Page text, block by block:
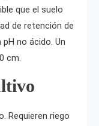
que el suelo
de retención de
no ácido. Un
cm.
Requieren riego